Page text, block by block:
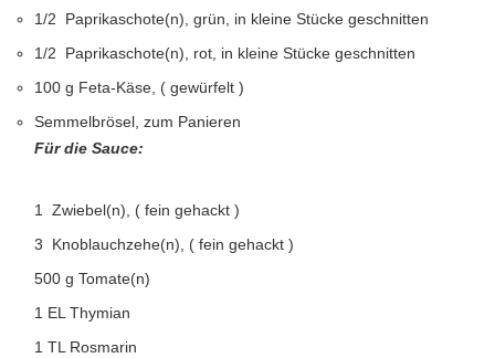
1/2 Paprikaschote(n), grün, in kleine Stücke geschnitten
1/2 Paprikaschote(n), rot, in kleine Stücke geschnitten
100 g Feta-Käse, ( gewürfelt )
Semmelbrösel, zum Panieren
Für die Sauce:
1 Zwiebel(n), ( fein gehackt )
3 Knoblauchzehe(n), ( fein gehackt )
500 g Tomate(n)
1 EL Thymian
1 TL Rosmarin